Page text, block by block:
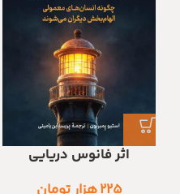
اثر فانوس دریایی